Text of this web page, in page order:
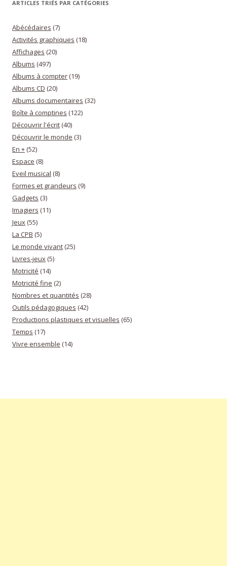
ARTICLES TRIÉS PAR CATÉGORIES
Abécédaires (7)
Activités graphiques (18)
Affichages (20)
Albums (497)
Albums à compter (19)
Albums CD (20)
Albums documentaires (32)
Boîte à comptines (122)
Découvrir l'écrit (40)
Découvrir le monde (3)
En + (52)
Espace (8)
Eveil musical (8)
Formes et grandeurs (9)
Gadgets (3)
Imagiers (11)
Jeux (55)
La CPB (5)
Le monde vivant (25)
Livres-jeux (5)
Motricité (14)
Motricité fine (2)
Nombres et quantités (28)
Outils pédagogiques (42)
Productions plastiques et visuelles (65)
Temps (17)
Vivre ensemble (14)